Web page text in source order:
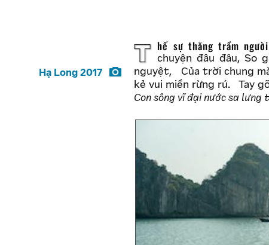
Hạ Long 2017
Thế sự thăng trầm người chớ hỏi, Miền sâu khói sóng chiếc thuyền câu. Vắt tay nằm nghĩ
chuyện đâu đâu, So
nguyệt, Của trời chung
kẻ vui miền rừng rú. Tay
Con sông vĩ đại nước sa lưng